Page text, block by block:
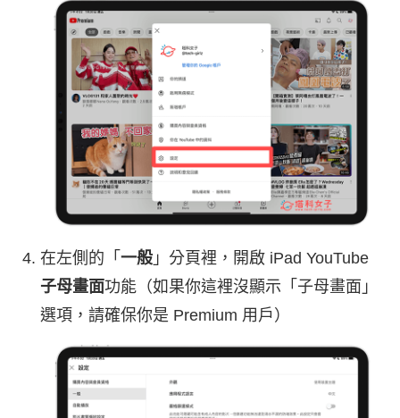
在左側的「 一般 」分頁裡，開啟 iPad YouTube
子母畫面功能（如果你這裡沒顯示「子母畫面」
選項，請確保你是 Premium 用戶）